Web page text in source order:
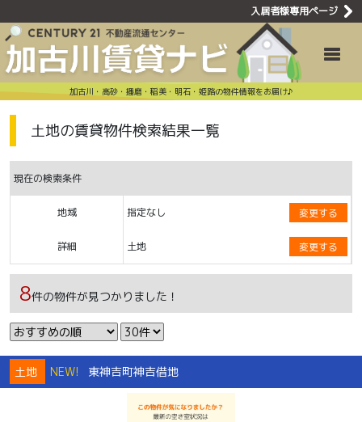
入居者様専用ページ
加古川・高砂・播磨・稲美・明石・姫路の物件情報をお届け♪
土地の賃貸物件検索結果一覧
現在の検索条件
地域 指定なし 変更する
詳細 土地 変更する
8件の物件が見つかりました！
土地 NEW! 東神吉町神吉借地